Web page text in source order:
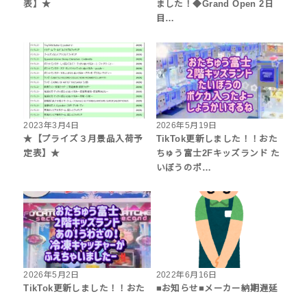
表】★
ました！◆Grand Open 2日
目…
2023年3月4日
★【プライズ３月景品入荷予
定表】★
2026年5月19日
TikTok更新しました！！おた
ちゅう富士2Fキッズランド た
いぼうのポ…
2026年5月2日
TikTok更新しました！！おた
2022年6月16日
■お知らせ■メーカー納期遅延